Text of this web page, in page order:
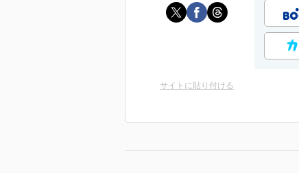
サイトに貼り付ける